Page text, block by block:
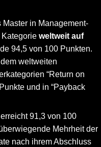
Master in Management-
Kategorie weltweit auf
94,5 von 100 Punkten.
weltweiten
“Return on
und in “Payback
91,3 von 100
Mehrheit der
nach ihrem Abschluss